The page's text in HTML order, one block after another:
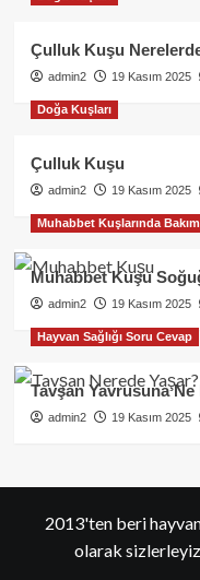
Çulluk Kuşu
admin2 19 Kasım 2025
Doğa Kuşları
Çulluk Kuşu
admin2 19 Kasım 2025
Muhabbet Kuşlarında
Muhabbet Kuşu
admin2 19 Kasım 2025
Hayvan Sağlığı Soru Cevap
Tavşan Yavrusuna Ne
admin2 19 Kasım 2025
2013'ten beri
olarak